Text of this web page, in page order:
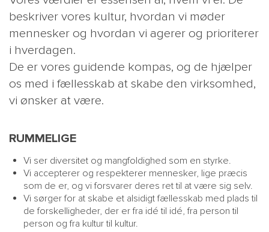
MENU
SMALL
HR
beskriver vores kultur, hvordan vi møder
mennesker og hvordan vi agerer og prioriterer
i hverdagen.
De er vores guidende kompas, og de hjælper
os med i fællesskab at skabe den virksomhed,
vi ønsker at være.
RUMMELIGE
Vi ser diversitet og mangfoldighed som en styrke.
Vi accepterer og respekterer mennesker, lige præcis
som de er, og vi forsvarer deres ret til at være sig selv.
Vi sørger for at skabe et alsidigt fællesskab med plads til
de forskelligheder, der er fra idé til idé, fra person til
person og fra kultur til kultur.